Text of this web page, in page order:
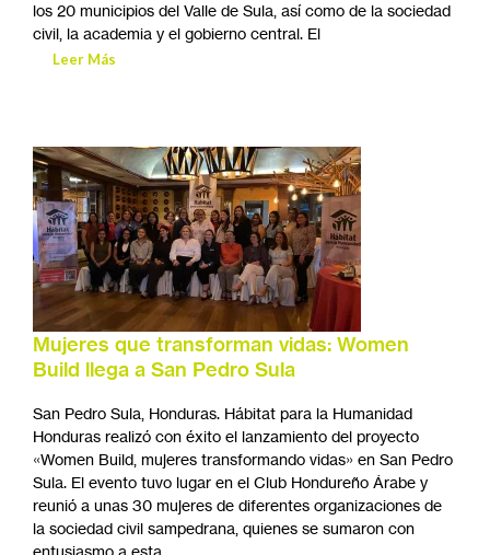
los 20 municipios del Valle de Sula, así como de la sociedad
civil, la academia y el gobierno central. El
Leer Más
Mujeres que transforman vidas: Women
Build llega a San Pedro Sula
San Pedro Sula, Honduras. Hábitat para la Humanidad
Honduras realizó con éxito el lanzamiento del proyecto
«Women Build, mujeres transformando vidas» en San Pedro
Sula. El evento tuvo lugar en el Club Hondureño Árabe y
reunió a unas 30 mujeres de diferentes organizaciones de
la sociedad civil sampedrana, quienes se sumaron con